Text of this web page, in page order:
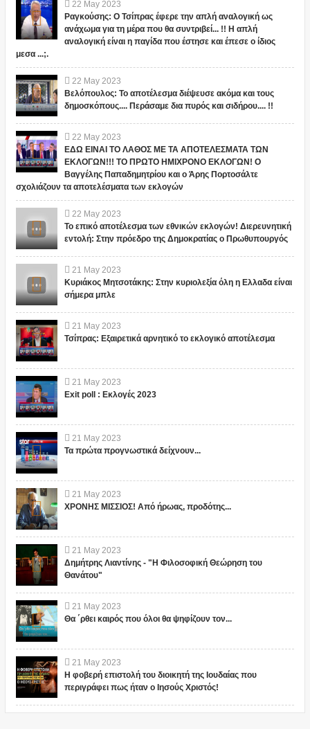
22 May 2023
Ραγκούσης: Ο Τσίπρας έφερε την απλή αναλογική ως
ανάχωμα για τη μέρα που θα συντριβεί... !! Η απλή
αναλογική είναι η παγίδα που έστησε και έπεσε ο ίδιος
μεσα ...;.
22 May 2023
Βελόπουλος: Το αποτέλεσμα διέψευσε ακόμα και τους
δημοσκόπους.... Περάσαμε δια πυρός και σιδήρου.... !!
22 May 2023
ΕΔΩ ΕΙΝΑΙ ΤΟ ΛΑΘΟΣ ΜΕ ΤΑ ΑΠΟΤΕΛΕΣΜΑΤΑ ΤΩΝ
ΕΚΛΟΓΩΝ!!! ΤΟ ΠΡΩΤΟ ΗΜΙΧΡΟΝΟ ΕΚΛΟΓΩΝ! Ο
Βαγγέλης Παπαδημητρίου και ο Άρης Πορτοσάλτε
σχολιάζουν τα αποτελέσματα των εκλογών
22 May 2023
Το επικό αποτέλεσμα των εθνικών εκλογών! Διερευνητική
εντολή: Στην πρόεδρο της Δημοκρατίας ο Πρωθυπουργός
21 May 2023
Κυριάκος Μητσοτάκης: Στην κυριολεξία όλη η Ελλαδα είναι
σήμερα μπλε
21 May 2023
Τσίπρας: Εξαιρετικά αρνητικό το εκλογικό αποτέλεσμα
21 May 2023
Exit poll : Εκλογές 2023
21 May 2023
Τα πρώτα προγνωστικά δείχνουν...
21 May 2023
ΧΡΟΝΗΣ ΜΙΣΣΙΟΣ! Από ήρωας, προδότης...
21 May 2023
Δημήτρης Λιαντίνης - "Η Φιλοσοφική Θεώρηση του
Θανάτου"
21 May 2023
Θα ΄ρθει καιρός που όλοι θα ψηφίζουν τον...
21 May 2023
Η φοβερή επιστολή του διοικητή της Ιουδαίας που
περιγράφει πως ήταν ο Ιησούς Χριστός!